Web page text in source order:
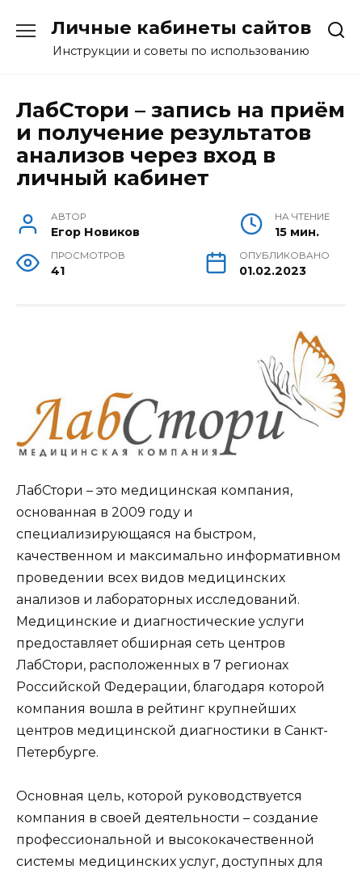
содержанию
Личные кабинеты сайтов
Инструкции и советы по использованию
ЛабСтори – запись на приём
и получение результатов
анализов через вход в
личный кабинет
АВТОР
Егор Новиков
НА ЧТЕНИЕ
15 мин.
ПРОСМОТРОВ
41
ОПУБЛИКОВАНО
01.02.2023
ЛабСтори – это медицинская компания,
основанная в 2009 году и
специализирующаяся на быстром,
качественном и максимально информативном
проведении всех видов медицинских
анализов и лабораторных исследований.
Медицинские и диагностические услуги
предоставляет обширная сеть центров
ЛабСтори, расположенных в 7 регионах
Российской Федерации, благодаря которой
компания вошла в рейтинг крупнейших
центров медицинской диагностики в Санкт-
Петербурге.
Основная цель, которой руководствуется
компания в своей деятельности – создание
профессиональной и высококачественной
системы медицинских услуг, доступных для